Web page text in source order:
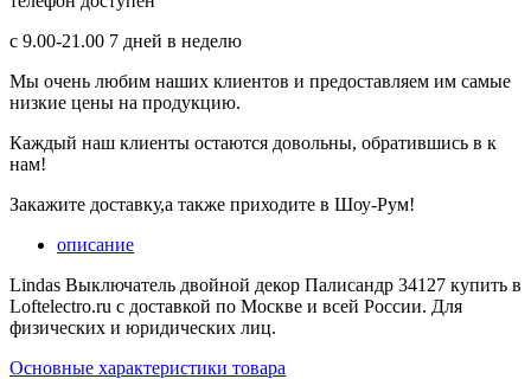
с 9.00-21.00 7 дней в неделю
Мы очень любим наших клиентов и предоставляем им самые
низкие цены на продукцию.
Каждый наш клиенты остаются довольны, обратившись в к
нам!
Закажите доставку,а также приходите в Шоу-Рум!
описание
Lindas Выключатель двойной декор Палисандр 34127 купить в
Loftelectro.ru c доставкой по Москве и всей России. Для
физических и юридических лиц.
Основные характеристики товара